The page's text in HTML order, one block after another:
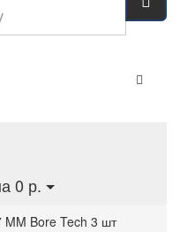
0 р.
Bore Tech 3 шт